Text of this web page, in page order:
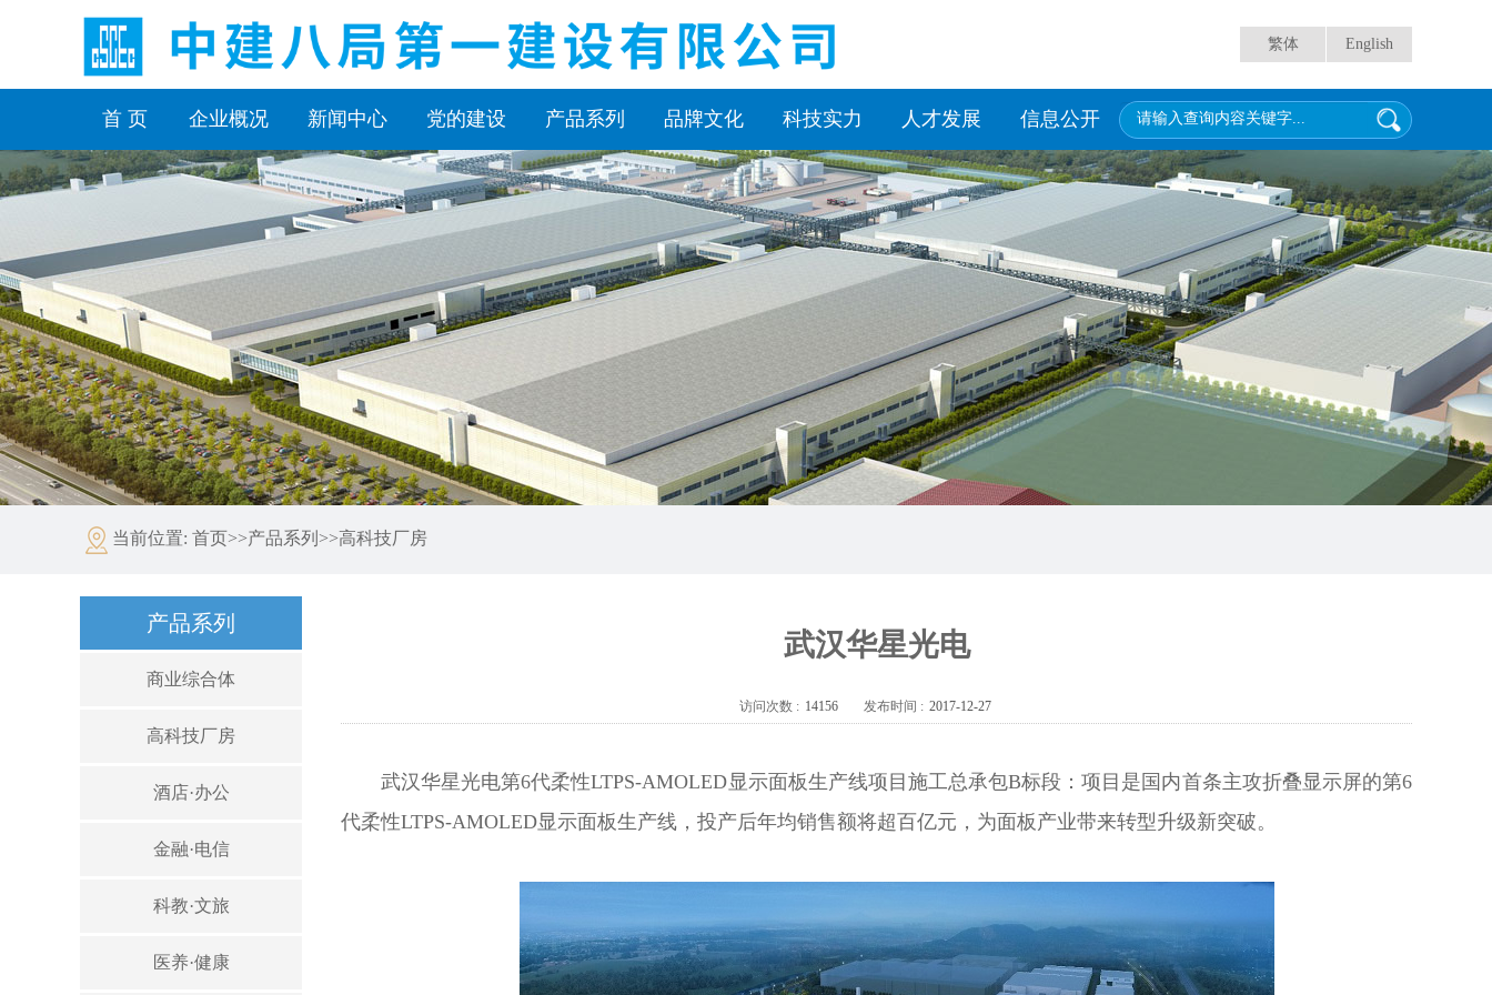
繁体 English
首 页 企业概况 新闻中心 党的建设 产品系列 品牌文化 科技实力 人才发展 信息公开
产品系列
商业综合体
高科技厂房
酒店·办公
金融·电信
科教·文旅
医养·健康
当前位置: 首页>>产品系列 >>高科技厂房
武汉华星光电
访问次数 : 14156 发布时间 : 2017-12-27
武汉华星光电第6代柔性LTPS-AMOLED显示面板生产线项目施工总承包B标段：项目是国内首条主攻折叠显示屏的第6
代柔性LTPS-AMOLED显示面板生产线，投产后年均销售额将超百亿元，为面板产业带来转型升级新突破。